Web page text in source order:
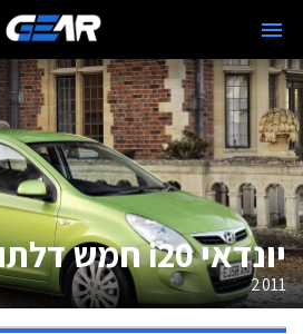
יונדאי i20 חמש דלתות
2011